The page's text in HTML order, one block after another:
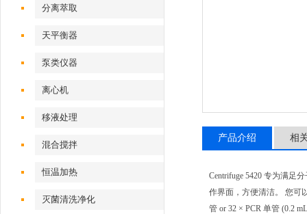
分离萃取
天平衡器
泵类仪器
离心机
移液处理
混合搅拌
恒温加热
灭菌清洗净化
产品介绍 相
Centrifuge 5420 专为满足
作界面，方便清洁。 您可
管 or 32 × PCR 单管 (0.2